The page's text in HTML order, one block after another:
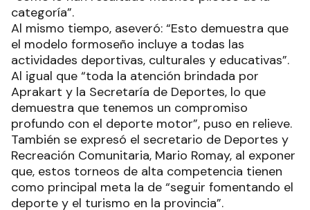
categoría”.
Al mismo tiempo, aseveró: “Esto demuestra que
el modelo formoseño incluye a todas las
actividades deportivas, culturales y educativas”.
Al igual que “toda la atención brindada por
Aprakart y la Secretaría de Deportes, lo que
demuestra que tenemos un compromiso
profundo con el deporte motor”, puso en relieve.
También se expresó el secretario de Deportes y
Recreación Comunitaria, Mario Romay, al exponer
que, estos torneos de alta competencia tienen
como principal meta la de “seguir fomentando el
deporte y el turismo en la provincia”.